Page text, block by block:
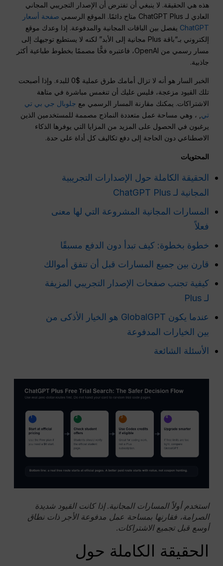
هذه هي الحقيقة. لا ينبغي أن تفترض أن الإصدار التجريبي المجاني
العادي لـ ChatGPT Plus متاح دائمًا. الموقع الرسمي
صفحة أسعار
ChatGPT يفصل بين الباقات المجانية والمدفوعة. إذا وعدك موقع
إلكتروني بـ“باقة Plus مجانية إلى الأبد” لكنه لا يستطيع توجيهك إلى
مسار رسمي من OpenAI، فاعتبره فخًّا مصممًا بخطوط طباعية أكثر
جاذبية.
الخبر السار هو أنه لا تزال أمامك طرق عملية $0 للبدء. وإذا أصبحت
تلك القيود مزعجة، فليس عليك أن تنغمس مباشرة في متاهة
الاشتراكات. يمكنك مقارنة المسار الرسمي مع جلوبال جي بي تي
تي, ، وهي مساحة عمل متعددة النماذج مصممة للمستخدمين الذين
يرغبون في الحصول على المزيد من المزايا التي يوفرها الذكاء
الاصطناعي دون الحاجة إلى دفع تكاليف كل أداة على حدة.
المحتويات
الحقيقة الكاملة حول الإصدارات التجريبية
المجانية لـ ChatGPT Plus
المسارات المجانية المشروعة التي لها معنى
فعلاً
خطوة بخطوة: كيف تبدأ دون الدفع مسبقًا
قارن بين جميع المسارات قبل أن تنفق أموالك
كيفية تجنب صفحات الإصدار التجريبي المزيفة
لـ Plus
عندما يكون GlobalGPT هو الخيار الأذكى من
بين الخيارات المدفوعة
الأسئلة الشائعة
استخدم أولاً المسارات المجانية. إذا كانت القيود شديدة
الصرامة، فقارنها بمساحة عمل مدفوعة الأجر ذات نطاق
أوسع قبل تجميع الاشتراكات.
الحقيقة الكاملة حول